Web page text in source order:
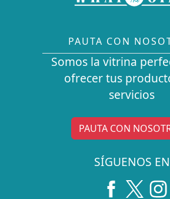
PAUTA CON
Somos la vitrina
ofrecer tus
servicios
PAUTA CON
SÍGUENOS EN